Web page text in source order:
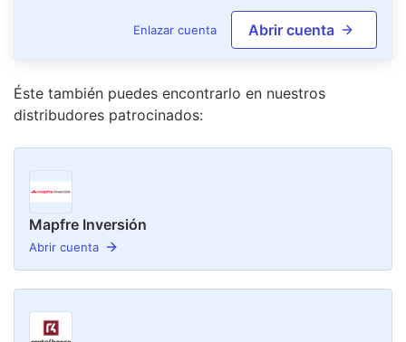
Enlazar cuenta Abrir cuenta
Éste también puedes encontrarlo en nuestros
distribudores patrocinados:
Mapfre Inversión
Abrir cuenta